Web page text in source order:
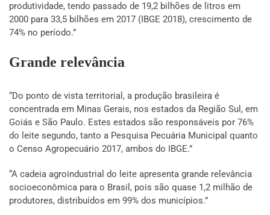
produtividade, tendo passado de 19,2 bilhões de litros em
2000 para 33,5 bilhões em 2017 (IBGE 2018), crescimento de
74% no período.”
Grande relevância
“Do ponto de vista territorial, a produção brasileira é
concentrada em Minas Gerais, nos estados da Região Sul, em
Goiás e São Paulo. Estes estados são responsáveis por 76%
do leite segundo, tanto a Pesquisa Pecuária Municipal quanto
o Censo Agropecuário 2017, ambos do IBGE.”
“A cadeia agroindustrial do leite apresenta grande relevância
socioeconômica para o Brasil, pois são quase 1,2 milhão de
produtores, distribuídos em 99% dos municípios.”